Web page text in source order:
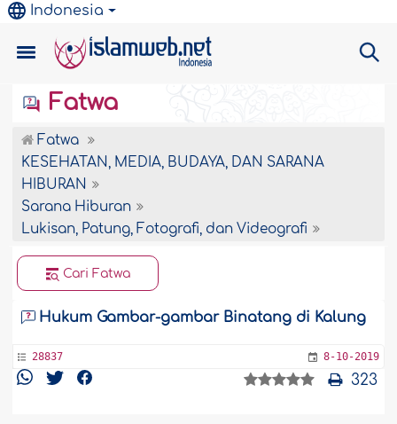
Indonesia
Fatwa
Fatwa
KESEHATAN, MEDIA, BUDAYA, DAN SARANA
HIBURAN
Sarana Hiburan
Lukisan, Patung, Fotografi, dan Videografi
Cari Fatwa
Hukum Gambar-gambar Binatang di Kalung
28837 8-10-2019
323